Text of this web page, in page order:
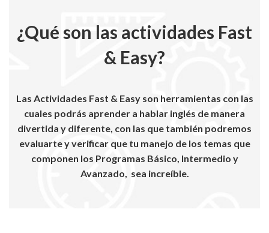
¿Qué son las actividades Fast
& Easy?
Las Actividades Fast & Easy son herramientas con las
cuales podrás aprender a hablar inglés de manera
divertida y diferente, con las que también podremos
evaluarte y verificar que tu manejo de los temas que
componen los Programas Básico, Intermedio y
Avanzado, sea increíble.